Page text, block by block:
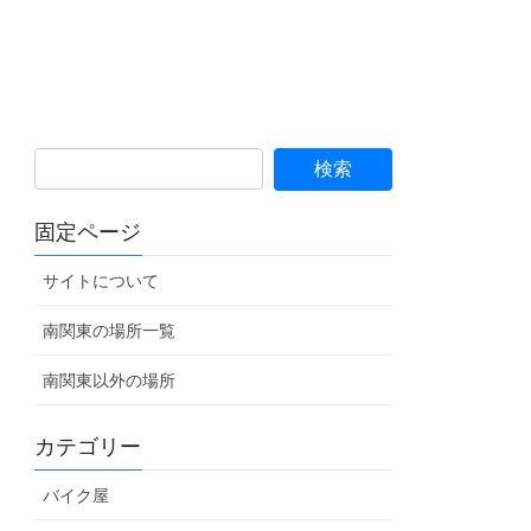
固定ページ
サイトについて
南関東の場所一覧
南関東以外の場所
カテゴリー
バイク屋